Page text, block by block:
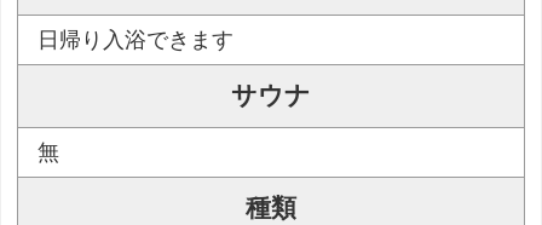
日帰り入浴できます
サウナ
無
種類